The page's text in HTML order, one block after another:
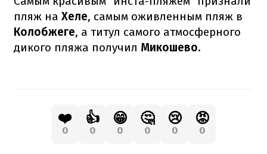
пляж на Хеле, самым оживленным пляж в
Колобжеге, а титул самого атмосферного
дикого пляжа получил Микошево.
❤️
0
👍
0
😁
0
🤔
0
😢
0
😡
0